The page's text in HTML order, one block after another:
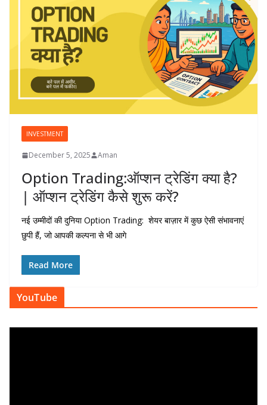
INVESTMENT
December 5, 2025 Aman
Option Trading:ऑप्शन ट्रेडिंग क्या है?
| ऑप्शन ट्रेडिंग कैसे शुरू करें?
नई उम्मीदों की दुनिया Option Trading: शेयर बाज़ार में कुछ ऐसी संभावनाएं
छुपी हैं, जो आपकी कल्पना से भी आगे
Read More
YouTube